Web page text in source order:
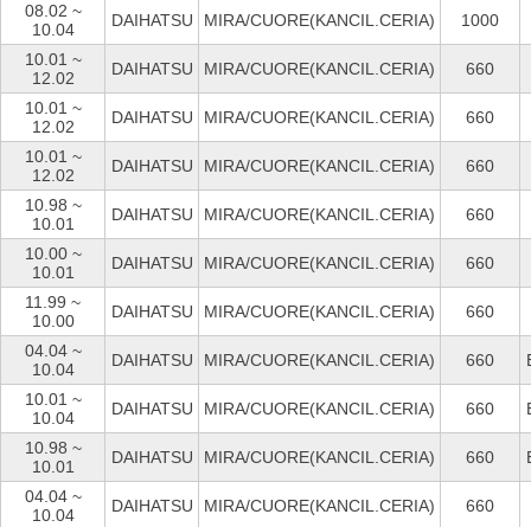
08.02 ~
10.04
DAIHATSU MIRA/CUORE(KANCIL.CERIA) 1000
10.01 ~
12.02
DAIHATSU MIRA/CUORE(KANCIL.CERIA) 660
10.01 ~
12.02
DAIHATSU MIRA/CUORE(KANCIL.CERIA) 660
10.01 ~
12.02
DAIHATSU MIRA/CUORE(KANCIL.CERIA) 660
10.98 ~
10.01
DAIHATSU MIRA/CUORE(KANCIL.CERIA) 660
10.00 ~
10.01
DAIHATSU MIRA/CUORE(KANCIL.CERIA) 660
11.99 ~
10.00
DAIHATSU MIRA/CUORE(KANCIL.CERIA) 660
04.04 ~
10.04
DAIHATSU MIRA/CUORE(KANCIL.CERIA) 660
10.01 ~
10.04
DAIHATSU MIRA/CUORE(KANCIL.CERIA) 660
10.98 ~
10.01
DAIHATSU MIRA/CUORE(KANCIL.CERIA) 660
04.04 ~
10.04
DAIHATSU MIRA/CUORE(KANCIL.CERIA) 660